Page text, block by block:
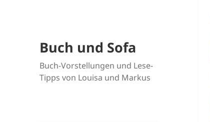
Buch und Sofa
Buch-Vorstellungen und Lese-
Tipps von Louisa und Markus